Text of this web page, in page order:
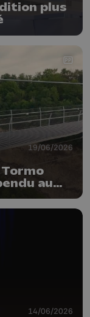
plus
19/06/2026
au
14/06/2026